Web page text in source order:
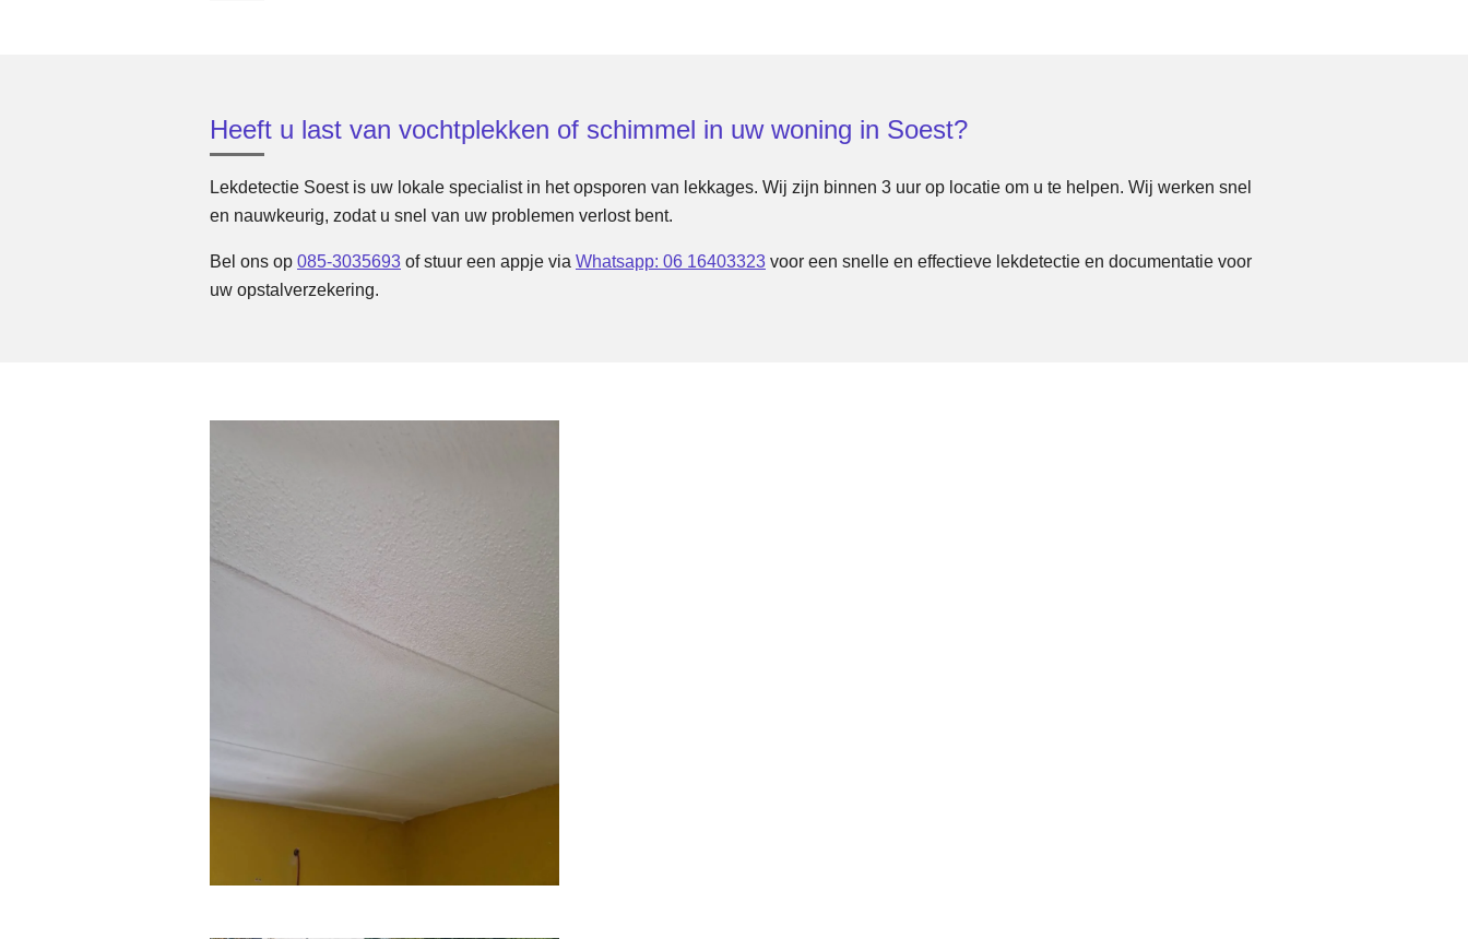
Heeft u last van vochtplekken of schimmel in uw woning in Soest?
Lekdetectie Soest is uw lokale specialist in het opsporen van lekkages. Wij zijn binnen 3 uur op locatie om u te helpen. Wij werken snel
en nauwkeurig, zodat u snel van uw problemen verlost bent.
Bel ons op 085-3035693 of stuur een appje via Whatsapp: 06 16403323 voor een snelle en effectieve lekdetectie en documentatie voor
uw opstalverzekering.